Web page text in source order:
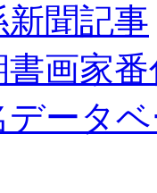
新聞記事
書画家
ータ